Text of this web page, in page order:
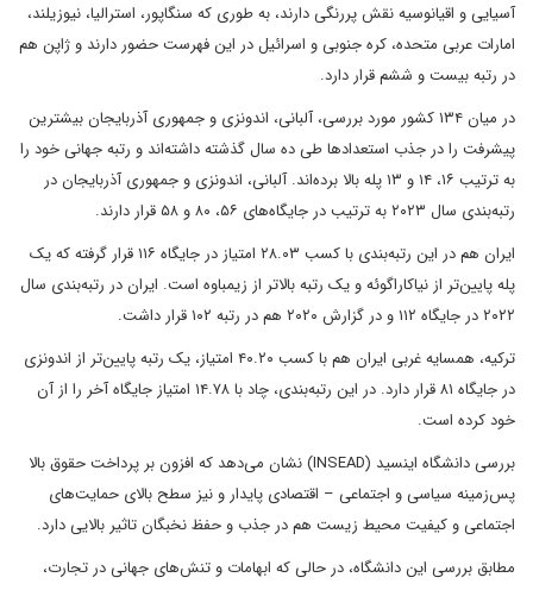
آسیایی‌ و اقیانوسیه نقش پررنگی دارند، به طوری که سنگاپور، استرالیا، نیوزیلند،
امارات عربی متحده، کره جنوبی و اسرائیل در این فهرست حضور دارند و ژاپن هم
در رتبه بیست و ششم قرار دارد.
در میان ۱۳۴ کشور مورد بررسی، آلبانی، اندونزی و جمهوری آذربایجان بیشترین
پیشرفت‌ را در جذب استعدادها طی ده سال گذشته داشته‌اند و رتبه جهانی خود را
به ترتیب ۱۶، ۱۴ و ۱۳ پله بالا برده‌اند. آلبانی، اندونزی و جمهوری آذربایجان در
رتبه‌بندی سال ۲۰۲۳ به ترتیب در جایگاه‌های ۵۶، ۸۰ و ۵۸ قرار دارند.
ایران هم در این رتبه‌بندی با کسب ۲۸.۰۳ امتیاز در جایگاه ۱۱۶ قرار گرفته که یک
پله پایین‌تر از نیاکاراگوئه و یک رتبه بالاتر از زیمباوه است. ایران در رتبه‌بندی سال
۲۰۲۲ در جایگاه ۱۱۲ و در گزارش ۲۰۲۰ هم در رتبه ۱۰۲ قرار داشت.
ترکیه، همسایه غربی ایران هم با کسب ۴۰.۲۰ امتیاز، یک رتبه پایین‌تر از اندونزی
در جایگاه ۸۱ قرار دارد. در این رتبه‌بندی، چاد با ۱۴.۷۸ امتیاز جایگاه آخر را از آن
خود کرده است.
بررسی دانشگاه اینسید (INSEAD) نشان می‌دهد که افزون بر پرداخت حقوق بالا
پس‌زمینه سیاسی و اجتماعی – اقتصادی پایدار و نیز سطح بالای حمایت‌های
اجتماعی و کیفیت محیط زیست هم در جذب و حفظ نخبگان تاثیر بالایی دارد.
مطابق بررسی این دانشگاه، در حالی که ابهامات و تنش‌های جهانی در تجارت،